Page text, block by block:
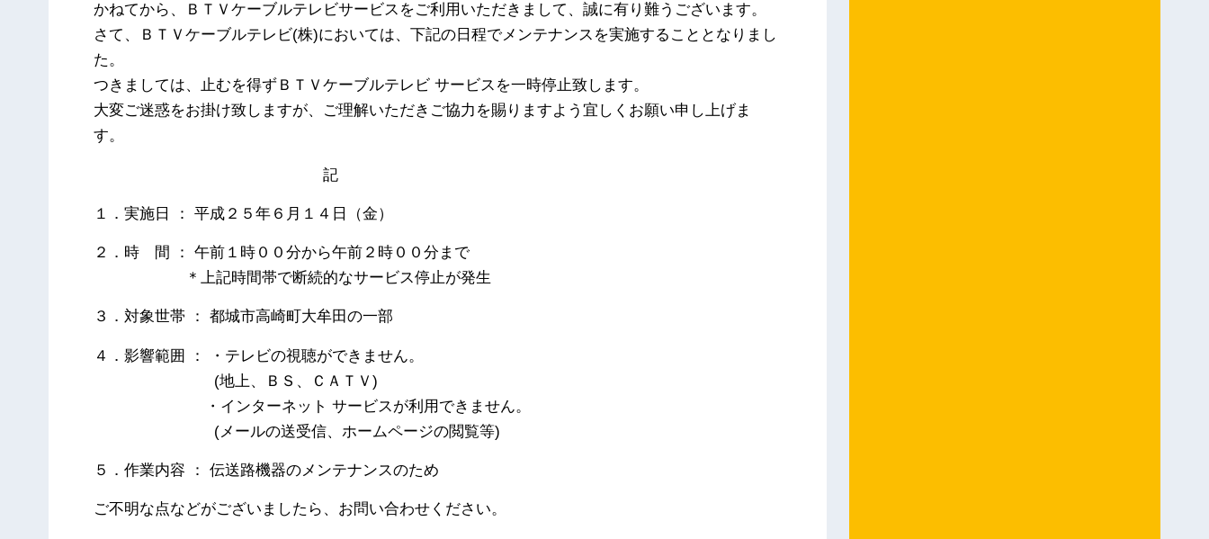
かねてから、ＢＴＶケーブルテレビサービスをご利用いただきまして、誠に有り難うございます。
さて、ＢＴＶケーブルテレビ(株)においては、下記の日程でメンテナンスを実施することとなりまし
た。
つきましては、止むを得ずＢＴＶケーブルテレビ サービスを一時停止致します。
大変ご迷惑をお掛け致しますが、ご理解いただきご協力を賜りますよう宜しくお願い申し上げま
す。
記
１．実施日 ： 平成２５年６月１４日（金）
２．時 間 ： 午前１時００分から午前２時００分まで
＊上記時間帯で断続的なサービス停止が発生
３．対象世帯 ： 都城市高崎町大牟田の一部
４．影響範囲 ： ・テレビの視聴ができません。
(地上、ＢＳ、ＣＡＴＶ)
・インターネット サービスが利用できません。
(メールの送受信、ホームページの閲覧等)
５．作業内容 ： 伝送路機器のメンテナンスのため
ご不明な点などがございましたら、お問い合わせください。